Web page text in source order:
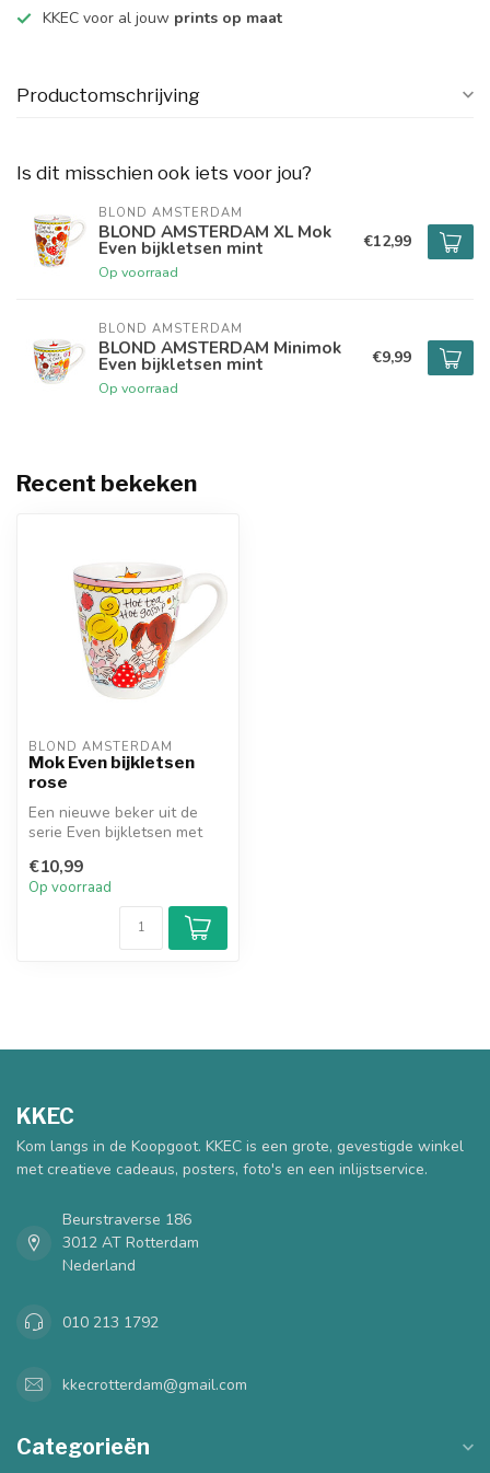
KKEC voor al jouw prints op maat
Productomschrijving
Is dit misschien ook iets voor jou?
BLOND AMSTERDAM
BLOND AMSTERDAM XL Mok
Even bijkletsen mint
Op voorraad
€12,99
BLOND AMSTERDAM
BLOND AMSTERDAM Minimok
Even bijkletsen mint
Op voorraad
€9,99
Recent bekeken
BLOND AMSTERDAM
Mok Even bijkletsen
rose
Een nieuwe beker uit de
serie Even bijkletsen met
€10,99
Op voorraad
KKEC
Kom langs in de Koopgoot. KKEC is een grote, gevestigde winkel
met creatieve cadeaus, posters, foto's en een inlijstservice.
Beurstraverse 186
3012 AT Rotterdam
Nederland
010 213 1792
kkecrotterdam@gmail.com
Categorieën